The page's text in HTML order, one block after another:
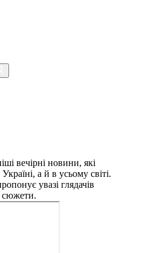
вечірні новини, які
а й в усьому світі.
увазі глядачів
сюжети.